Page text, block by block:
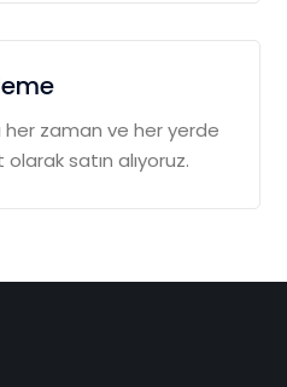
her zaman ve her yerde
olarak satın alıyoruz.